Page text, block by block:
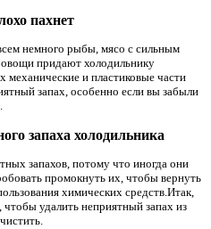
пахнет
немного рыбы, мясо с сильным
придают холодильнику
механические и пластиковые части
запах, особенно если вы забыли
запаха холодильника
запахов, потому что иногда они
промокнуть их, чтобы вернуть
химических средств.Итак,
чтобы удалить неприятный запах из